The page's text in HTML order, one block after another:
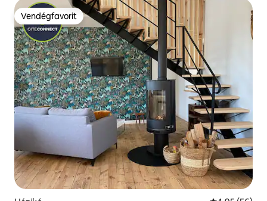
Vendégfavorit
Vendégfavorit